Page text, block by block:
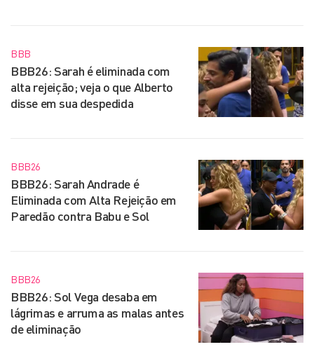
BBB
BBB26: Sarah é eliminada com
alta rejeição; veja o que Alberto
disse em sua despedida
BBB26
BBB26: Sarah Andrade é
Eliminada com Alta Rejeição em
Paredão contra Babu e Sol
BBB26
BBB26: Sol Vega desaba em
lágrimas e arruma as malas antes
de eliminação